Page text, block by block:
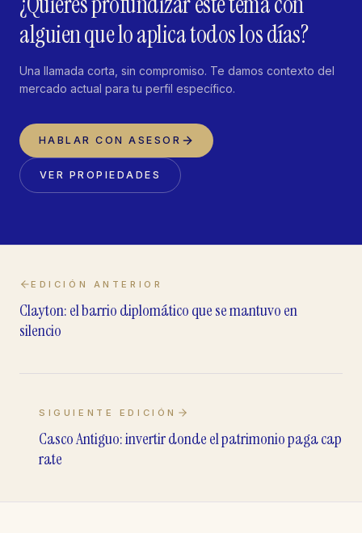
alguien que lo aplica todos los días?
Una llamada corta, sin compromiso. Te damos contexto del
mercado actual para tu perfil específico.
HABLAR CON ASESOR
VER PROPIEDADES
EDICIÓN ANTERIOR
Clayton: el barrio diplomático que se mantuvo en
silencio
SIGUIENTE EDICIÓN
Casco Antiguo: invertir donde el patrimonio paga cap
rate